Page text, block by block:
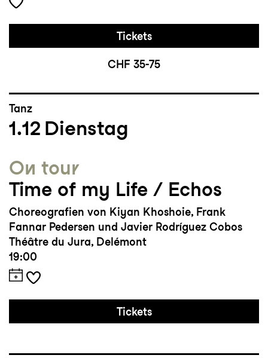
Tickets
CHF 35-75
Tanz
1.12 Dienstag
On tour
Time of my Life / Echos
Choreografien von Kiyan Khoshoie, Frank
Fannar Pedersen und Javier Rodríguez Cobos
Théâtre du Jura, Delémont
19:00
Tickets